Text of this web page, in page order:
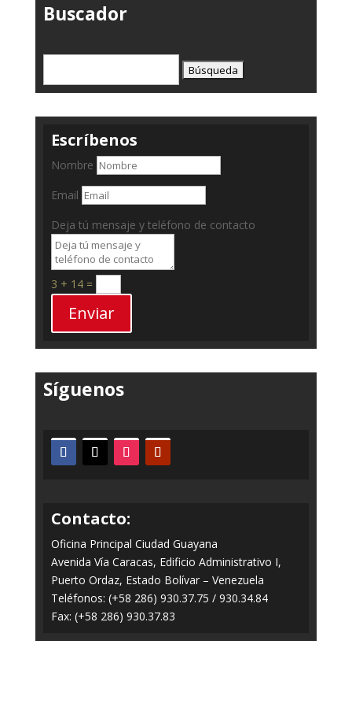
Buscador
Escríbenos
Nombre
Email
Deja tú mensaje y teléfono de contacto
3 + 14=
Enviar
Síguenos
Contacto:
Oficina Principal Ciudad Guayana
Avenida Vía Caracas, Edificio Administrativo I,
Puerto Ordaz, Estado Bolívar – Venezuela
Teléfonos: (+58 286) 930.37.75 / 930.34.84
Fax: (+58 286) 930.37.83